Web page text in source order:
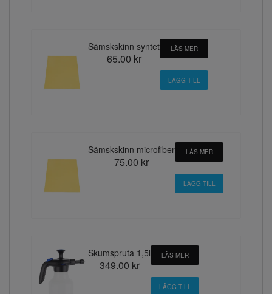
Sämskskinn syntet
65.00 kr
LÄS MER
Sämskskinn microfiber
75.00 kr
LÄS MER
Skumspruta 1,5l
349.00 kr
LÄS MER